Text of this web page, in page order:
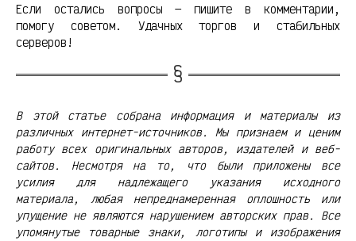
Если остались вопросы — пишите в комментарии,
помогу советом. Удачных торгов и стабильных
серверов!
В этой статье собрана информация и материалы из
различных интернет-источников. Мы признаем и ценим
работу всех оригинальных авторов, издателей и веб-
сайтов. Несмотря на то, что были приложены все
усилия для надлежащего указания исходного
материала, любая непреднамеренная оплошность или
упущение не являются нарушением авторских прав. Все
упомянутые товарные знаки, логотипы и изображения